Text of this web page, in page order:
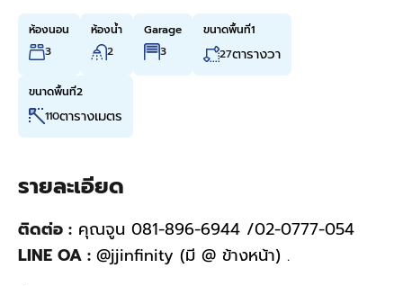
ห้องนอน
3
ห้องน้ำ
2
Garage
3
ขนาดพื้นที่1
27ตารางวา
ขนาดพื้นที่2
110ตารางเมตร
รายละเอียด
ติดต่อ : คุณจูน 081-896-6944 /02-0777-054
LINE OA : @jjinfinity (มี @ ข้างหน้า) .